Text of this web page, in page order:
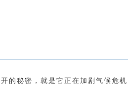
的秘密，就是它正在加剧气候危机